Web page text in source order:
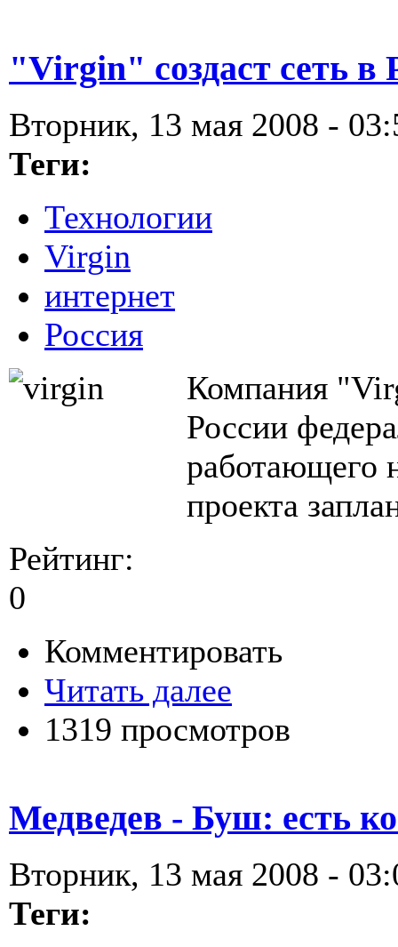
"Virgin" создаст сеть в
Вторник, 13 мая 2008 -
Теги:
Технологии
Virgin
интернет
Россия
Компания
России
работающего
проекта
Рейтинг:
0
Комментировать
Читать далее
1319 просмотров
Медведев - Буш: есть
Вторник, 13 мая 2008 -
Теги: